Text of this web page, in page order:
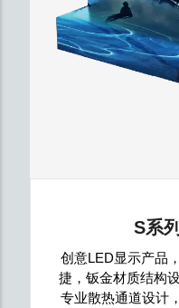
S系
创意LED显示产品
捷，钣金材质结构
专业散热通道设计